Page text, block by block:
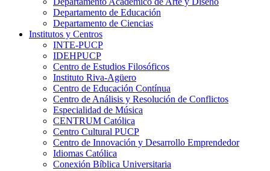
Departamento de Educación
Departamento de Ciencias
Institutos y Centros
INTE-PUCP
IDEHPUCP
Centro de Estudios Filosóficos
Instituto Riva-Agüero
Centro de Educación Contínua
Centro de Análisis y Resolución de Conflictos
Especialidad de Música
CENTRUM Católica
Centro Cultural PUCP
Centro de Innovación y Desarrollo Emprendedor
Idiomas Católica
Conexión Bíblica Universitaria